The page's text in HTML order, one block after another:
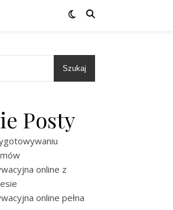
Szukaj
Posty
online z
online pełna